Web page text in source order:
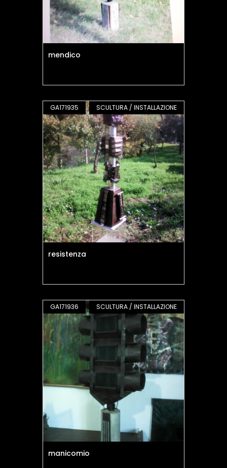
mendico
GA171935 SCULTURA / INSTALLAZIONE
resistenza
GA171936 SCULTURA / INSTALLAZIONE
manicomio